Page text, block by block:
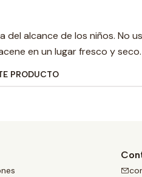
del alcance de los niños. No
en un lugar fresco y seco.
PRODUCTO